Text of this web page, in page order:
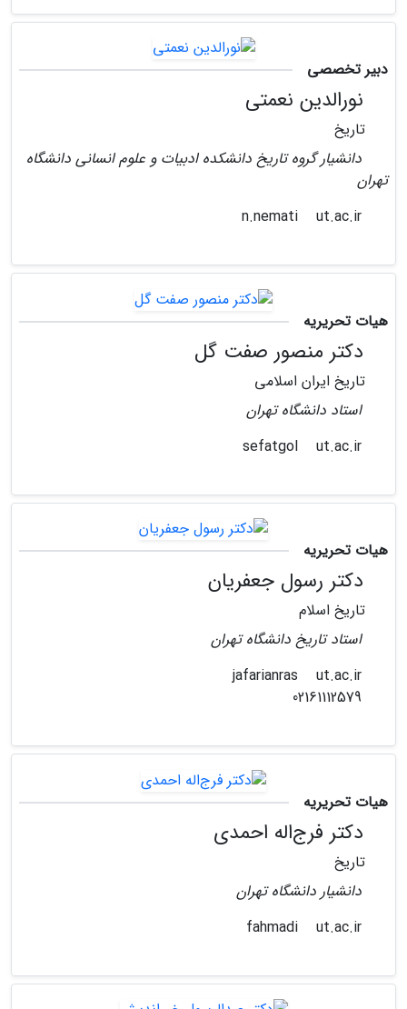
دبیر تخصصی
نورالدین نعمتی
تاریخ
دانشیار گروه تاریخ دانشکده ادبیات و علوم انسانی دانشگاه
تهران
ut.ac.ir
هیات تحریریه
دکتر منصور صفت گل
تاریخ ایران اسلامی
استاد دانشگاه تهران
ut.ac.ir
هیات تحریریه
دکتر رسول جعفریان
تاریخ اسلام
استاد تاریخ دانشگاه تهران
ut.ac.ir
هیات تحریریه
دکتر فرج‌اله احمدی
تاریخ
دانشیار دانشگاه تهران
ut.ac.ir